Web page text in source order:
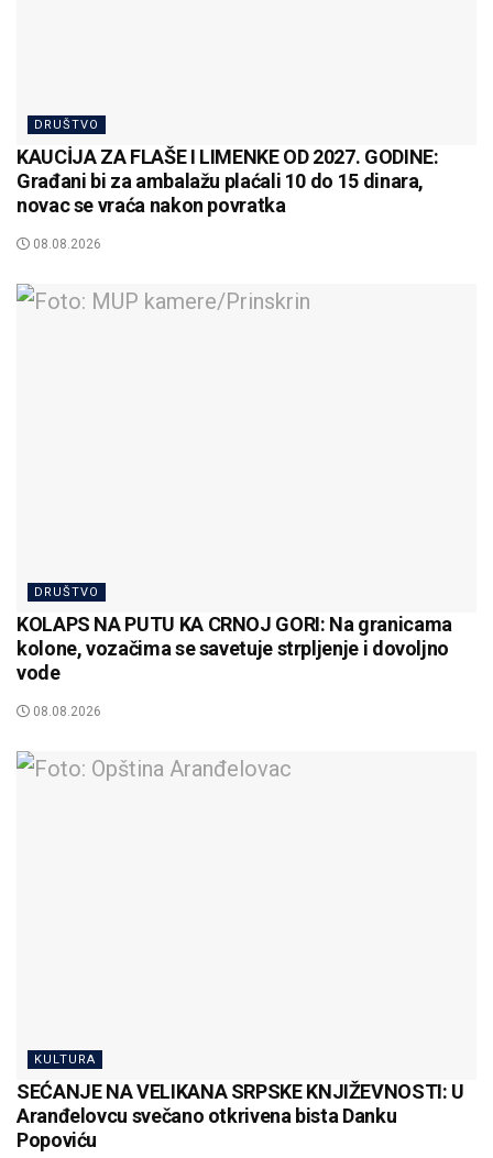
DRUŠTVO
KAUCİJA ZA FLAŠE I LIMENKE OD 2027. GODINE:
Građani bi za ambalažu plaćali 10 do 15 dinara,
novac se vraća nakon povratka
08.08.2026
DRUŠTVO
KOLAPS NA PUTU KA CRNOJ GORI: Na granicama
kolone, vozačima se savetuje strpljenje i dovoljno
vode
08.08.2026
KULTURA
SEĆANJE NA VELIKANA SRPSKE KNJIŽEVNOSTI: U
Aranđelovcu svečano otkrivena bista Danku
Popoviću